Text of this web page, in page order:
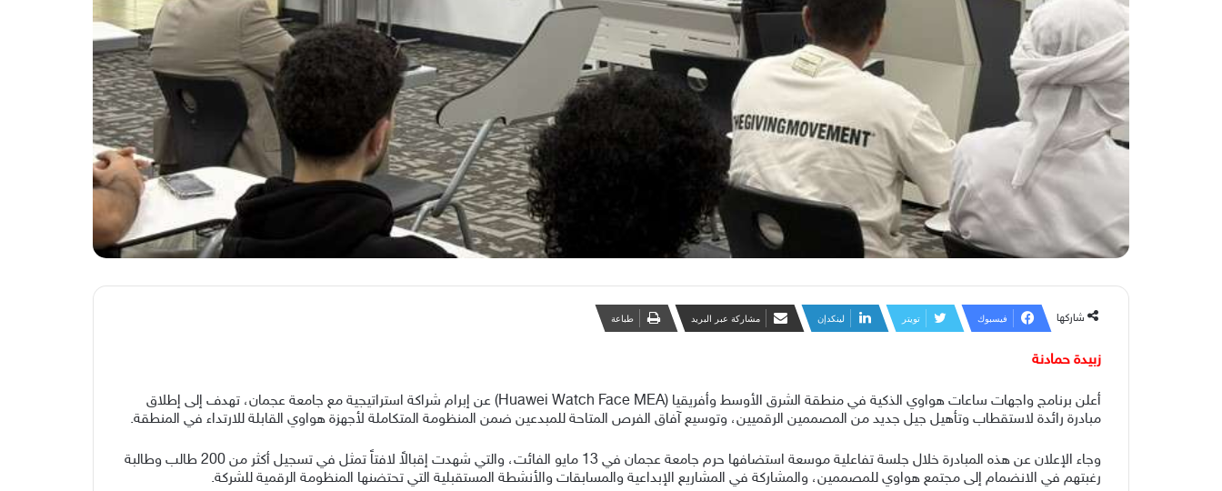
شاركها فيسبوك تويتر لينكدإن مشاركة عبر البريد طباعة
زبيدة حمادنة
أعلن برنامج واجهات ساعات هواوي الذكية في منطقة الشرق الأوسط وأفريقيا (Huawei Watch Face MEA) عن إبرام شراكة استراتيجية مع جامعة عجمان، تهدف إلى إطلاق
مبادرة رائدة لاستقطاب وتأهيل جيل جديد من المصممين الرقميين، وتوسيع آفاق الفرص المتاحة للمبدعين ضمن المنظومة المتكاملة لأجهزة هواوي القابلة للارتداء في المنطقة.
وجاء الإعلان عن هذه المبادرة خلال جلسة تفاعلية موسعة استضافها حرم جامعة عجمان في 13 مايو الفائت، والتي شهدت إقبالاً لافتاً تمثل في تسجيل أكثر من 200 طالب وطالبة
رغبتهم في الانضمام إلى مجتمع هواوي للمصممين، والمشاركة في المشاريع الإبداعية والمسابقات والأنشطة المستقبلية التي تحتضنها المنظومة الرقمية للشركة.